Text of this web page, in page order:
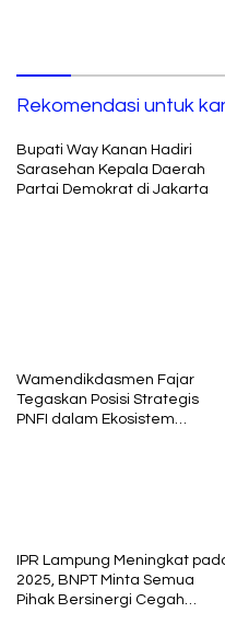
Rekomendasi untuk
Bupati Way Kanan Hadiri
Sarasehan Kepala Daerah
Partai Demokrat di Jakarta
Wamendikdasmen Fajar
Tegaskan Posisi Strategis
PNFI dalam Ekosistem
IPR Lampung Meningkat
2025, BNPT Minta Semua
Pihak Bersinergi Cegah